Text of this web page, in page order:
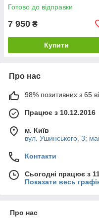
Готово до відправки
7 950 ₴
Купити
Про нас
98% позитивних з 65
Працює з 10.12.2016
м. Київ
вул. Ушинського, 3;
Контакти
Сьогодні працює з
Показати весь
Про нас